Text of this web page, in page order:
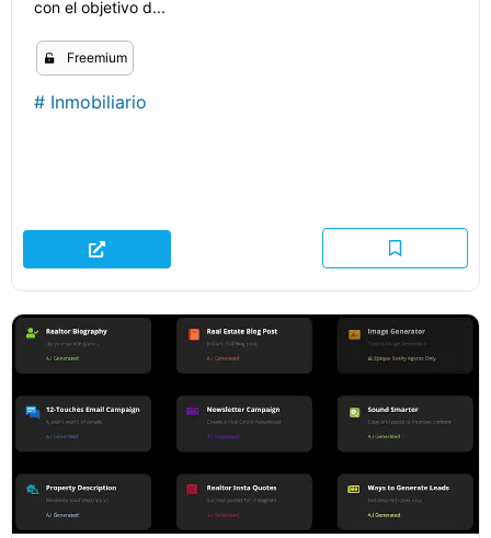
con el objetivo d...
Freemium
# Inmobiliario